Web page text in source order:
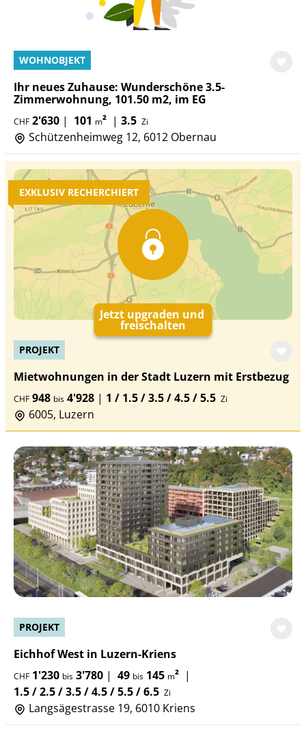
WOHNOBJEKT
Ihr neues Zuhause: Wunderschöne 3.5-
Zimmerwohnung, 101.50 m2, im EG
CHF 2'630 | 101 m² | 3.5 Zi
Schützenheimweg 12, 6012 Obernau
EXKLUSIV RECHERCHIERT
Jetzt upgraden und
freischalten
PROJEKT
Mietwohnungen in der Stadt Luzern mit Erstbezug
CHF 948 bis 4'928 | 1 / 1.5 / 3.5 / 4.5 / 5.5 Zi
6005, Luzern
PROJEKT
Eichhof West in Luzern-Kriens
CHF 1'230 bis 3'780 | 49 bis 145 m² |
1.5 / 2.5 / 3.5 / 4.5 / 5.5 / 6.5 Zi
Langsägestrasse 19, 6010 Kriens